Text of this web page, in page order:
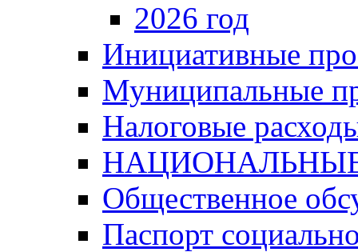
2026 год
Инициативные
Муниципальные
Налоговые
Общественное
Паспорт